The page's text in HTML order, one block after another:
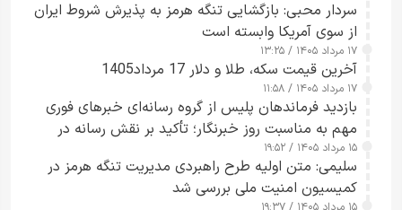
سردار محبی: بازگشایی تنگه هرمز به پذیرش شروط ایران
از سوی آمریکا وابسته است
۱۷ مرداد ۱۴۰۵ / ۱۳:۲۵
آخرین قیمت سکه، طلا و دلار 17 مرداد1405
۱۷ مرداد ۱۴۰۵ / ۱۱:۵۸
بازدید فرماندهان پلیس از گروه رسانه‌ای خبرهای فوری
مهم به مناسبت روز خبرنگار؛ تأکید بر نقش رسانه در
تقویت امنیت و اعتماد عمومی
۱۵ مرداد ۱۴۰۵ / ۱۹:۵۲
سلیمی: متن اولیه طرح راهبردی مدیریت تنگه هرمز در
کمیسیون امنیت ملی بررسی شد